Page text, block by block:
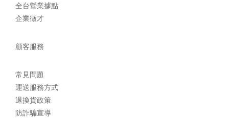
全台營業據點
企業徵才
顧客服務
常見問題
運送服務方式
退換貨政策
防詐騙宣導